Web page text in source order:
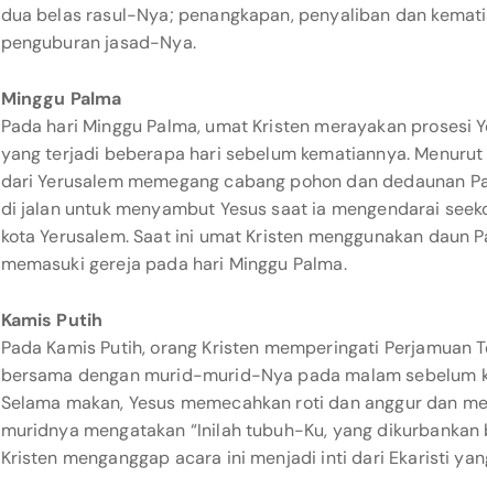
dua belas rasul-Nya; penangkapan, penyaliban dan
penguburan jasad-Nya.
Minggu Palma
Pada hari Minggu Palma, umat Kristen merayakan prosesi
yang terjadi beberapa hari sebelum kematiannya.
dari Yerusalem memegang cabang pohon dan dedaunan
di jalan untuk menyambut Yesus saat ia mengendarai
kota Yerusalem. Saat ini umat Kristen menggunakan daun
memasuki gereja pada hari Minggu Palma.
Kamis Putih
Pada Kamis Putih, orang Kristen memperingati Perjamuan
bersama dengan murid-murid-Nya pada malam sebelum
Selama makan, Yesus memecahkan roti dan anggur dan
muridnya mengatakan “Inilah tubuh-Ku, yang dikurbankan
Kristen menganggap acara ini menjadi inti dari Ekaristi